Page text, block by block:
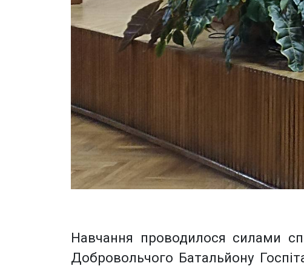
Навчання проводилося силами
Добровольчого Батальйону